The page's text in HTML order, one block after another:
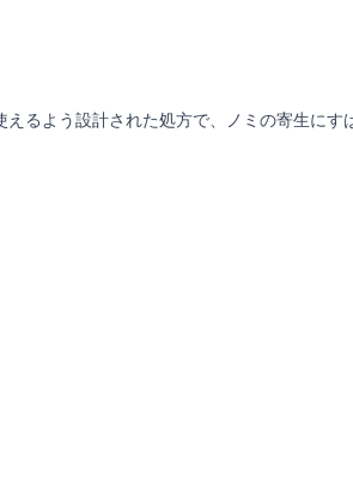
るよう設計された処方で、ノミの寄生に